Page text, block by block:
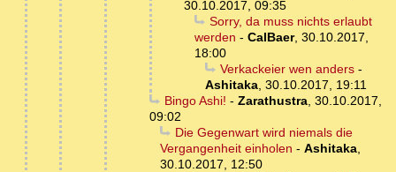
30.10.2017, 09:35
Sorry, da muss nichts erlaubt
werden - CalBaer, 30.10.2017,
18:00
Verkackeier wen anders-
Ashitaka, 30.10.2017, 19:11
Bingo Ashi! - Zarathustra, 30.10.2017,
09:02
Die Gegenwart wird niemals die
Vergangenheit einholen - Ashitaka,
30.10.2017, 12:50